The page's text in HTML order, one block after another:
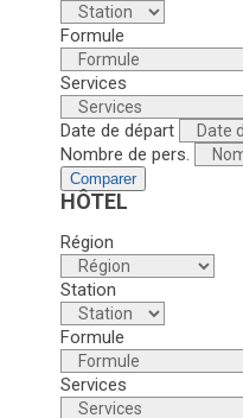
Formule
Services
Date de départ
Nombre de pers.
Comparer
HÔTEL
Région
Station
Formule
Services